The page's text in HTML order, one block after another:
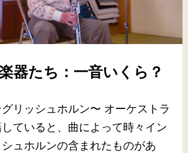
器たち：一音いくら？
リッシュホルン〜 オーケストラ
ていると、曲によって時々イン
ュホルンの含まれたものがあ